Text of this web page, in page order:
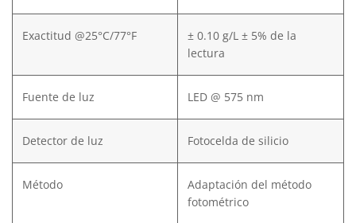
Exactitud @25°C/77°F
± 0.10 g/L ± 5% de la
lectura
Fuente de luz LED @ 575 nm
Detector de luz Fotocelda de silicio
Método
Adaptación del método
fotométrico